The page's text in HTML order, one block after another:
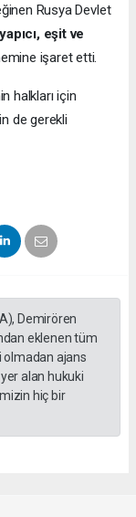
Rusya Devlet
yapıcı, eşit ve
işaret etti.
halkları için
de gerekli
Demirören
eklenen tüm
olmadan ajans
alan hukuki
hiç bir